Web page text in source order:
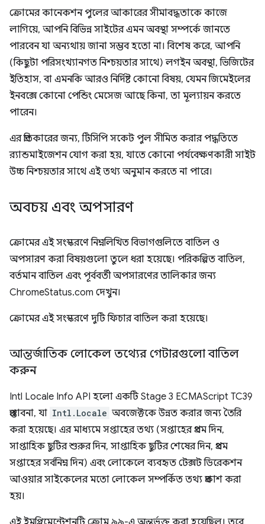
ক্রোমের কানেকশন পুলের আকারের সীমাবদ্ধতাকে কাজে
লাগিয়ে, আপনি বিভিন্ন সাইটের এমন অবস্থা সম্পর্কে জানতে
পারবেন যা অন্যথায় জানা সম্ভব হতো না। বিশেষ করে, আপনি
(কিছুটা পরিসংখ্যানগত নিশ্চয়তার সাথে) লগইন অবস্থা, ভিজিটের
ইতিহাস, বা এমনকি আরও নির্দিষ্ট কোনো বিষয়, যেমন জিমেইলের
ইনবক্সে কোনো পেন্ডিং মেসেজ আছে কিনা, তা মূল্যায়ন করতে
পারেন।
এর প্রতিকারের জন্য, টিসিপি সকেট পুল সীমিত করার পদ্ধতিতে
র‍্যান্ডমাইজেশন যোগ করা হয়, যাতে কোনো পর্যবেক্ষণকারী সাইট
উচ্চ নিশ্চয়তার সাথে এই তথ্য অনুমান করতে না পারে।
অবচয় এবং অপসারণ
ক্রোমের এই সংস্করণে নিম্নলিখিত বিভাগগুলিতে বাতিল ও
অপসারণ করা বিষয়গুলো তুলে ধরা হয়েছে। পরিকল্পিত বাতিল,
বর্তমান বাতিল এবং পূর্ববর্তী অপসারণের তালিকার জন্য
ChromeStatus.com দেখুন।
ক্রোমের এই সংস্করণে দুটি ফিচার বাতিল করা হয়েছে।
আন্তর্জাতিক লোকেল তথ্যের গেটারগুলো বাতিল
করুন
Intl Locale Info API হলো একটি Stage 3 ECMAScript TC39
প্রস্তাবনা, যা Intl.Locale অবজেক্টকে উন্নত করার জন্য তৈরি
করা হয়েছে। এর মাধ্যমে সপ্তাহের তথ্য (সপ্তাহের প্রথম দিন,
সাপ্তাহিক ছুটির শুরুর দিন, সাপ্তাহিক ছুটির শেষের দিন, প্রথম
সপ্তাহের সর্বনিম্ন দিন) এবং লোকেলে ব্যবহৃত টেক্সট ডিরেকশন
আওয়ার সাইকেলের মতো লোকেল সম্পর্কিত তথ্য প্রকাশ করা
হয়।